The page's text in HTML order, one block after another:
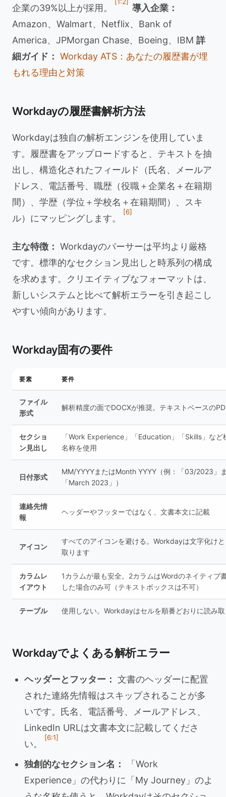
企業の39%以上が採用。
[1:2]
導入企業：
Amazon、Walmart、Netflix、Bank of
America、JPMorgan Chase、Boeing、IBM 詳
細ガイド： Workday ATS：あなたの履歴書が埋
もれる理由と対策
Workdayの履歴書解析方法
Workdayは独自の解析エンジンを使用していま
す。履歴書をアップロードすると、テキストを抽
出し、構造化されたフィールド（氏名、メールア
ドレス、電話番号、職歴（役職＋企業名＋在籍期
間）、学歴（学位＋学校名＋在籍期間）、スキ
ル）にマッピングします。
[6]
主な特徴： Workdayのパーサーは平均より厳格
です。標準的なセクション見出しと時系列の構成
を求めます。クリエイティブなフォーマットは、
新しいシステムと比べて解析エラーを引き起こし
やすい傾向があります。
Workday固有の要件
要素 要件
ファイル
形式
解析精度の面でDOCXが推奨。テキストベースの
セクショ
ン見出し
「Work Experience」「Education」「Skills」など
名称を使用
日付形式
MM/YYYYまたはMonth YYYY（例：「03/2023」
「March 2023」）
連絡先情
報
ヘッダーやフッターではなく、文書本文に記載
アイコン
すべてのアイコンを避ける。Workdayは文字化け
取ります
カラムレ
イアウト
1カラムが最も安全。2カラムはWordのネイティブ
した場合のみ可（テキストボックスは不可）
テーブル 使用しない。Workdayはセルを順番どおりに読み
Workdayでよくある解析エラー
ヘッダーとフッター： 文書のヘッダーに配置
された連絡先情報はスキップされることが多
いです。氏名、電話番号、メールアドレス、
LinkedIn URLは文書本文に記載してくださ
い。
[6:1]
独創的なセクション名：
「Work
Experience」の代わりに「My Journey」のよ